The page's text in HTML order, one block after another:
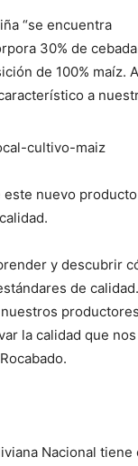
“se encuentra
30% de cebada
de 100% maíz.
a
este nuevo
y descubrir
de calidad.
la calidad que nos
Nacional tiene